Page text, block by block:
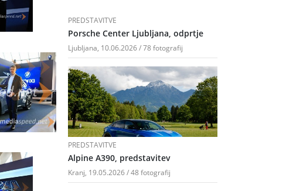
PREDSTAVITVE
Porsche Center Ljubljana, odprtje
Ljubljana, 10.06.2026 / 78 fotografij
PREDSTAVITVE
Alpine A390, predstavitev
Kranj, 19.05.2026 / 48 fotografij